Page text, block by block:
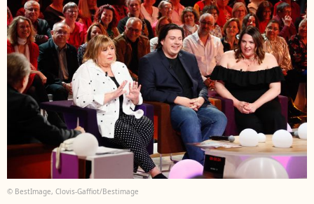
© BestImage, Clovis-Gaffiot/Bestimage